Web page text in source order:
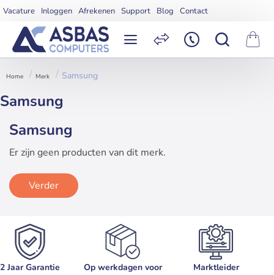
Vacature Inloggen Afrekenen Support Blog Contact
Merk Samsung
Samsung
Samsung
Er zijn geen producten van dit merk.
Verder
2 Jaar Garantie
Op werkdagen voor
Marktleider